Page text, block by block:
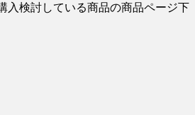
入検討している商品の商品ページ下